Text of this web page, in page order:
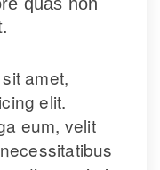
amet,
elit.
eum, velit